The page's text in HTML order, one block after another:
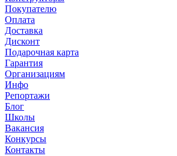
Покупателю
Оплата
Доставка
Дисконт
Подарочная карта
Гарантия
Организациям
Инфо
Репортажи
Блог
Школы
Вакансия
Конкурсы
Контакты